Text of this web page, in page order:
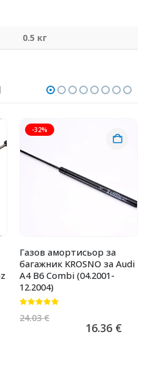
0.5 кг
-32%
Газов амортисьор за
багажник KROSNO за Audi
A4 B6 Combi (04.2001-
12.2004)
24.03€
16.36 €